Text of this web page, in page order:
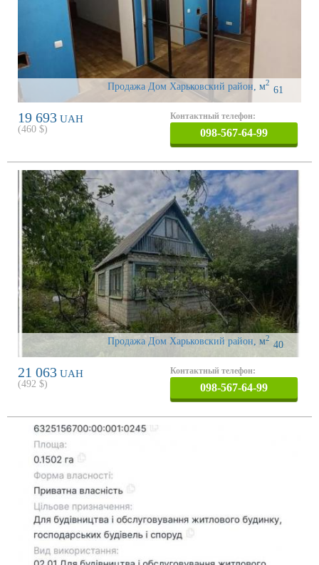
Продажа Дом Харьковский район 61
м2
19 693 UAH
(460 $)
Контактный телефон:
098-567-64-99
Продажа Дом Харьковский район, 40
м2
21 063 UAH
(492 $)
Контактный телефон:
098-567-64-99